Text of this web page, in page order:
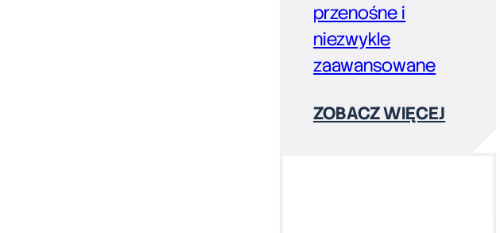
przenośne i
niezwykle
zaawansowane
ZOBACZ WIĘCEJ